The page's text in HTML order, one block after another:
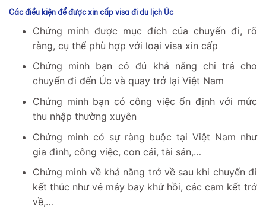
Các điều kiện để được xin cấp visa đi du lịch Úc
Chứng minh được mục đích của chuyến đi, rõ
ràng, cụ thể phù hợp với loại visa xin cấp
Chứng minh bạn có đủ khả năng chi trả cho
chuyến đi đến Úc và quay trở lại Việt Nam
Chứng minh bạn có công việc ổn định với mức
thu nhập thường xuyên
Chứng minh có sự ràng buộc tại Việt Nam như
gia đình, công việc, con cái, tài sản,…
Chứng minh về khả năng trở về sau khi chuyến đi
kết thúc như vé máy bay khứ hồi, các cam kết trở
về,…